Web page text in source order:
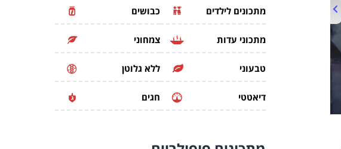
מתכונים לילדים כבושים
מתכוני עדות צמחוני
טבעוני ללא גלוטן
דיאטטי חגים